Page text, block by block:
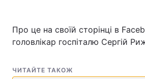
Про це на своїй сторінці в
головлікар госпіталю Сергій
ЧИТАЙТЕ ТАКОЖ